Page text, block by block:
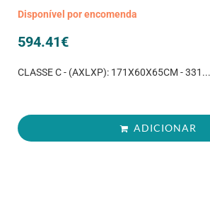
Disponível por encomenda
594.41€
CLASSE C - (AXLXP): 171X60X65CM - 331...
ADICIONAR